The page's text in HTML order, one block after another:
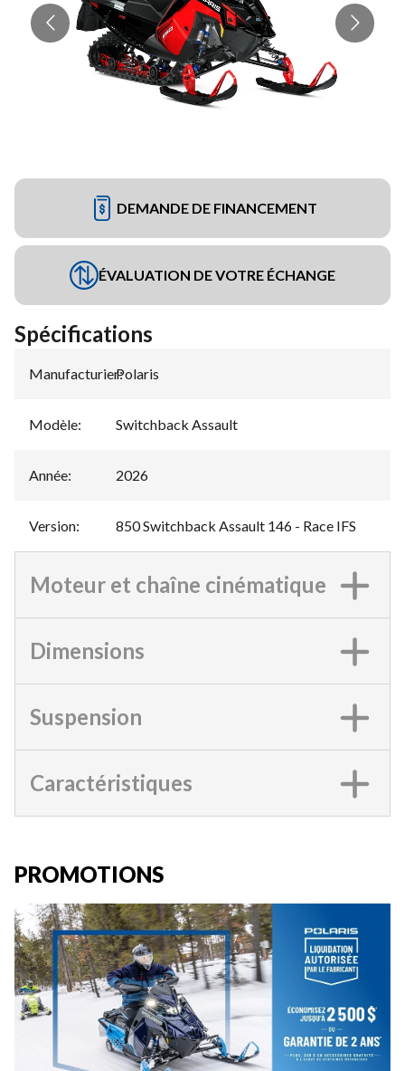
DEMANDE DE FINANCEMENT
ÉVALUATION DE VOTRE ÉCHANGE
Spécifications
Manufacturier:
Polaris
Modèle: Switchback Assault
Année: 2026
Version: 850 Switchback Assault 146 - Race IFS
Moteur et chaîne cinématique
Dimensions
Suspension
Caractéristiques
PROMOTIONS